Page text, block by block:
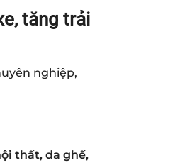
tăng trải
nghiệp,
thất, da ghế,